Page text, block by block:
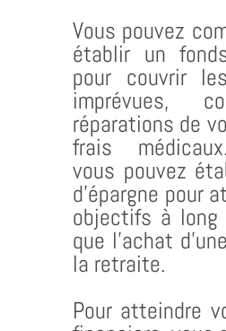
Vous pouvez
établir un
pour couvrir
imprévues,
réparations de
frais
vous pouvez
d’épargne pour
objectifs à
que l’achat
la retraite.
Pour atteindre